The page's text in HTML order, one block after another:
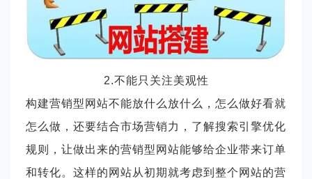
2.不能只关注美观性
构建营销型网站不能放什么放什么，怎么做好看就
怎么做，还要结合市场营销力，了解搜索引擎优化
规则，让做出来的营销型网站能够给企业带来订单
和转化。这样的网站从初期就考虑到整个网站的营